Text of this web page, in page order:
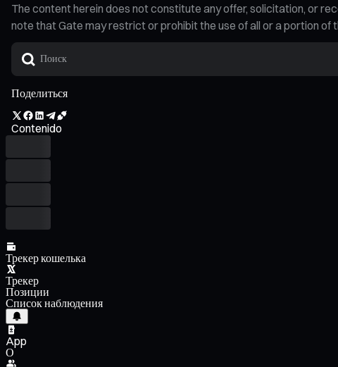
The content herein does not constitute any offer, solicitation, or
note that Gate may restrict or prohibit the use of all or a portion
Поделиться
Contenido
Трекер кошелька
Трекер
Позиции
Список наблюдения
App
О